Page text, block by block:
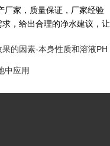
家，质量保证，厂家经验
，给出合理的净水建议，让
的因素-本身性质和溶液PH
中应用